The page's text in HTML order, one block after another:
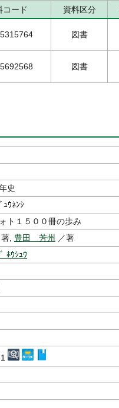
コード 資料区分
図書
図書
史
ｭｳﾈﾝｼ
ト１５００冊の歩み
, 豊田 芳州
／著
ﾎｳｼｭｳ